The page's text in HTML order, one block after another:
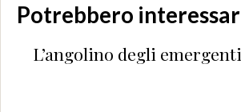
Potrebbero
emergenti #10